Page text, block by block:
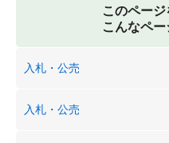
このペー
こんなペ
入札・公売
入札・公売